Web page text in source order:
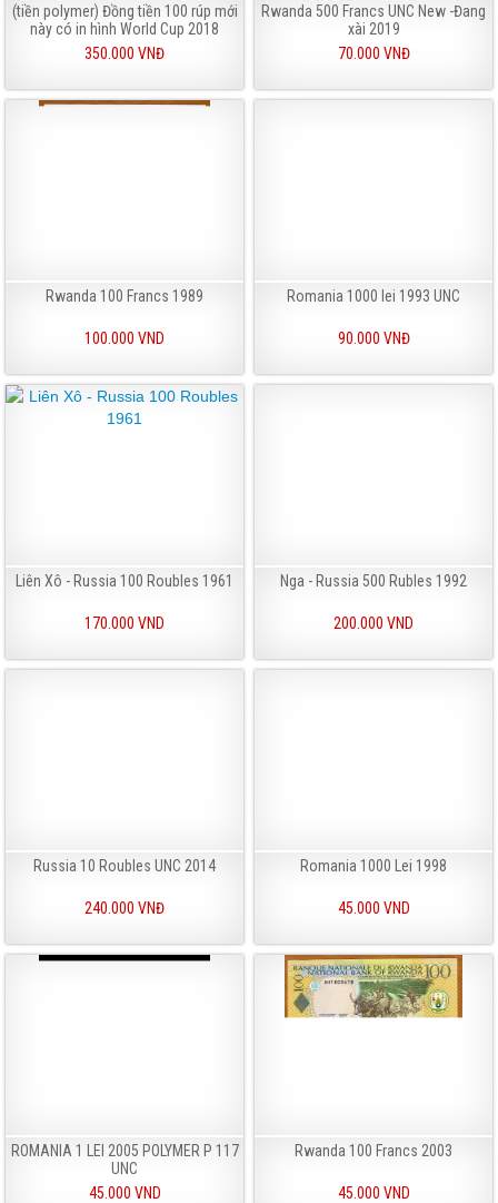
(tiền polymer) Đồng tiền 100 rúp mới
này có in hình World Cup 2018
350.000 VNĐ
Rwanda 500 Francs UNC New -Đang
xài 2019
70.000 VNĐ
Rwanda 100 Francs 1989
100.000 VND
Romania 1000 lei 1993 UNC
90.000 VNĐ
Liên Xô - Russia 100 Roubles 1961
170.000 VND
Nga - Russia 500 Rubles 1992
200.000 VND
Russia 10 Roubles UNC 2014
240.000 VNĐ
Romania 1000 Lei 1998
45.000 VND
ROMANIA 1 LEI 2005 POLYMER P 117
UNC
45.000 VND
Rwanda 100 Francs 2003
45.000 VND